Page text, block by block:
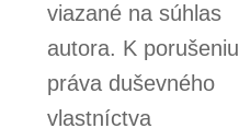
viazané na súhlas
autora. K porušeniu
práva duševného
vlastníctva